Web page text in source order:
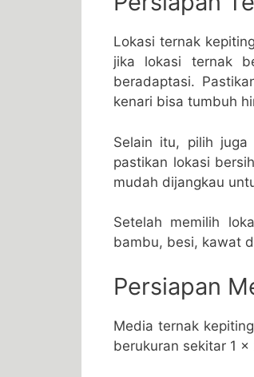
Lokasi ternak
jika lokasi ternak
beradaptasi.
kenari bisa tumbuh
Selain itu, pilih
pastikan lokasi
mudah dijangkau
Setelah memilih
bambu, besi, kawat
Persiapan
Media ternak
berukuran sekitar 1